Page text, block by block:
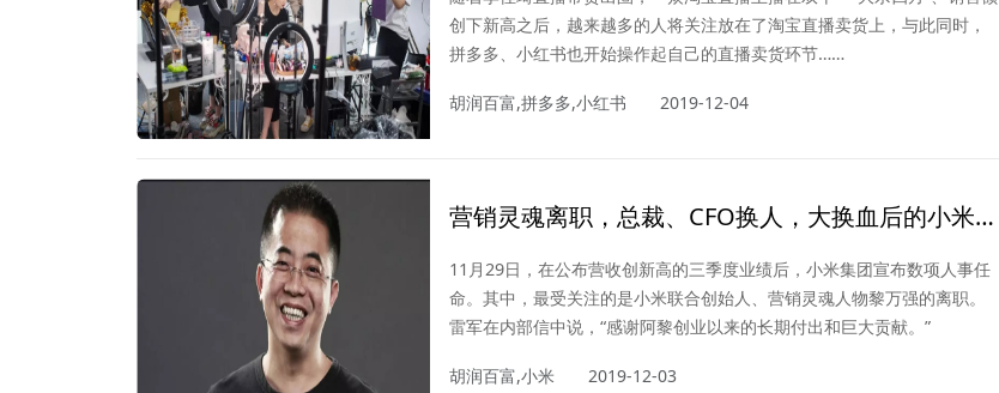
创下新高之后，越来越多的人将关注放在了淘宝直播卖货上，与此同时，
拼多多、小红书也开始操作起自己的直播卖货环节……
胡润百富,拼多多,小红书 2019-12-04
营销灵魂离职，总裁、CFO换人，大换血后的小米
该何去何从？
11月29日，在公布营收创新高的三季度业绩后，小米集团宣布数项人事任
命。其中，最受关注的是小米联合创始人、营销灵魂人物黎万强的离职。
雷军在内部信中说，“感谢阿黎创业以来的长期付出和巨大贡献。”
胡润百富,小米 2019-12-03